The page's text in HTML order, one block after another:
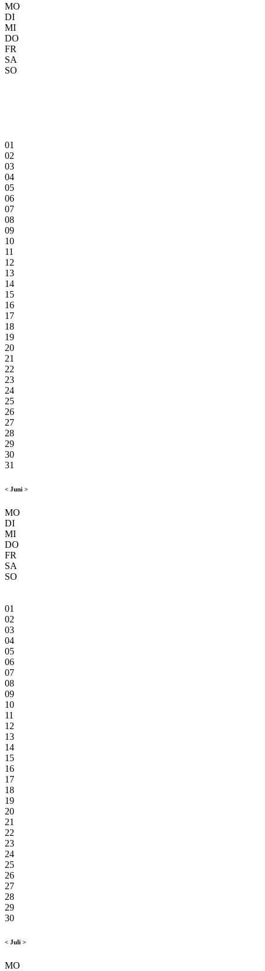
MO
DI
MI
DO
FR
SA
SO
01
02
03
04
05
06
07
08
09
10
11
12
13
14
15
16
17
18
19
20
21
22
23
24
25
26
27
28
29
30
31
< Juni >
MO
DI
MI
DO
FR
SA
SO
01
02
03
04
05
06
07
08
09
10
11
12
13
14
15
16
17
18
19
20
21
22
23
24
25
26
27
28
29
30
< Juli >
MO